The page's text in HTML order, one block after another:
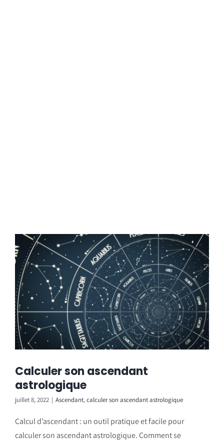
Calculer son ascendant
astrologique
juillet 8, 2022 | Ascendant,calculer son ascendant astrologique
Calcul d’ascendant : un outil pratique et facile pour
calculer son ascendant astrologique. Comment se